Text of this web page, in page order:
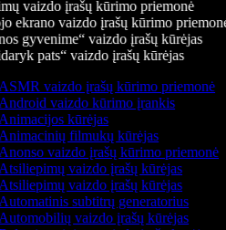
vaizdo įrašų kūrimo priemonė
ekrano vaizdo įrašų kūrimo priemonė
gyvenime“ vaizdo įrašų kūrėjas
pats“ vaizdo įrašų kūrėjas
vaizdo įrašų kūrimo priemonė
vaizdo kūrimo įrankis
kūrėjas
filmukų kūrėjas
vaizdo įrašų kūrimo priemonė
vaizdo įrašų kūrėjas
vaizdo įrašų kūrėjas
subtitrų generatorius
vaizdo įrašų kūrėjas